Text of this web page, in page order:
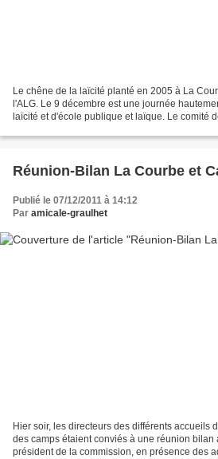
Le chêne de la laïcité planté en 2005 à La
l'ALG. Le 9 décembre est une journée
laïcité et d'école publique et laïque. Le comité
Réunion-Bilan La Courbe et
Publié le 07/12/2011 à 14:12
Par amicale-graulhet
Hier soir, les directeurs des différents accueils
des camps étaient conviés à une réunion
président de la commission, en présence des